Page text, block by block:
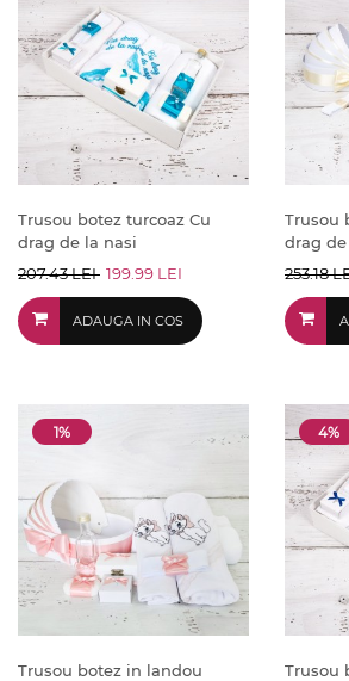
Trusou botez turcoaz Cu
drag de la nasi
207.43 LEI 199.99 LEI
ADAUGA IN COS
Trusou
drag
253.18
1%
Trusou botez in landou
4%
Trusou